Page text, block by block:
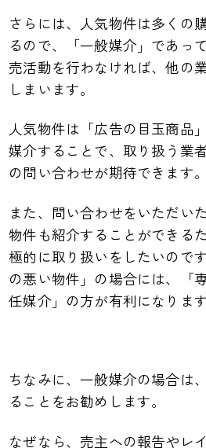
さらには、人気物件は多くの
るので、「一般媒介」であっ
売活動を行わなければ、他の
しまいます。
人気物件は「広告の目玉商品
媒介することで、取り扱う業
の問い合わせが期待できます。
また、問い合わせをいただい
物件も紹介することができる
極的に取り扱いをしたいので
の悪い物件」の場合には、「
任媒介」の方が有利になります
ちなみに、一般媒介の場合は
ることをお勧めします。
なぜなら、売主への報告やレ